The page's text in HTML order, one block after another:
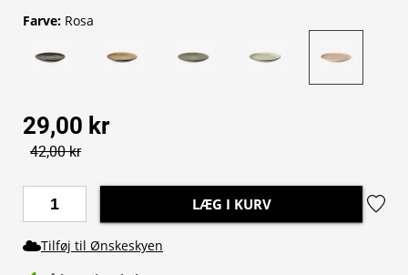
Farve: Rosa
29,00 kr
42,00 kr
LÆG I KURV
Tilføj til Ønskeskyen